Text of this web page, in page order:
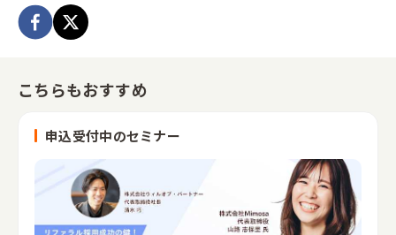
こちらもおすすめ
申込受付中のセミナー